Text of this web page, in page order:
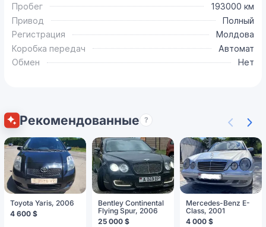
Пробег
193000 км
Привод
Полный
Регистрация
Молдова
Коробка передач
Автомат
Обмен
Нет
Рекомендованные ?
Toyota Yaris, 2006
4 600 $
Bentley Continental
Flying Spur, 2006
25 000 $
Mercedes-Benz E-
Class, 2001
4 000 $